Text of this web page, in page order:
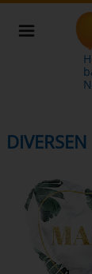
DIVERSEN